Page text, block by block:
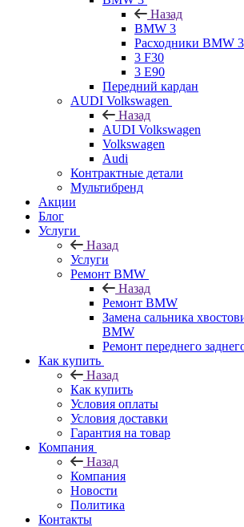
Назад
BMW 3
Расходники BMW 3
3 F30
3 E90
Передний кардан
AUDI Volkswagen
Назад
AUDI Volkswagen
Volkswagen
Audi
Контрактные детали
Мультибренд
Акции
Блог
Услуги
Назад
Услуги
Ремонт BMW
Назад
Ремонт BMW
Замена сальника
BMW
Ремонт переднего
Как купить
Назад
Как купить
Условия оплаты
Условия доставки
Гарантия на товар
Компания
Назад
Компания
Новости
Политика
Контакты